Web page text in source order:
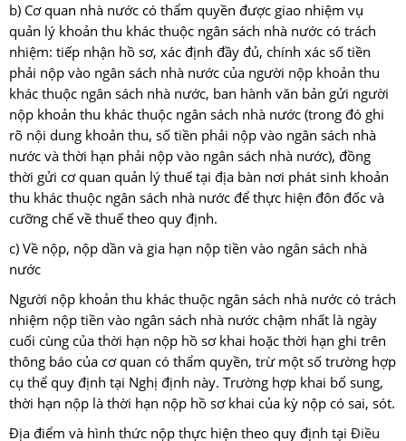
b) Cơ quan nhà nước có thẩm quyền được giao nhiệm vụ
quản lý khoản thu khác thuộc ngân sách nhà nước có trách
nhiệm: tiếp nhận hồ sơ, xác định đầy đủ, chính xác số tiền
phải nộp vào ngân sách nhà nước của người nộp khoản thu
khác thuộc ngân sách nhà nước, ban hành văn bản gửi người
nộp khoản thu khác thuộc ngân sách nhà nước (trong đó ghi
rõ nội dung khoản thu, số tiền phải nộp vào ngân sách nhà
nước và thời hạn phải nộp vào ngân sách nhà nước), đồng
thời gửi cơ quan quản lý thuế tại địa bàn nơi phát sinh khoản
thu khác thuộc ngân sách nhà nước để thực hiện đôn đốc và
cưỡng chế về thuế theo quy định.
c) Về nộp, nộp dần và gia hạn nộp tiền vào ngân sách nhà
nước
Người nộp khoản thu khác thuộc ngân sách nhà nước có trách
nhiệm nộp tiền vào ngân sách nhà nước chậm nhất là ngày
cuối cùng của thời hạn nộp hồ sơ khai hoặc thời hạn ghi trên
thông báo của cơ quan có thẩm quyền, trừ một số trường hợp
cụ thể quy định tại Nghị định này. Trường hợp khai bổ sung,
thời hạn nộp là thời hạn nộp hồ sơ khai của kỳ nộp có sai, sót.
Địa điểm và hình thức nộp thực hiện theo quy định tại Điều